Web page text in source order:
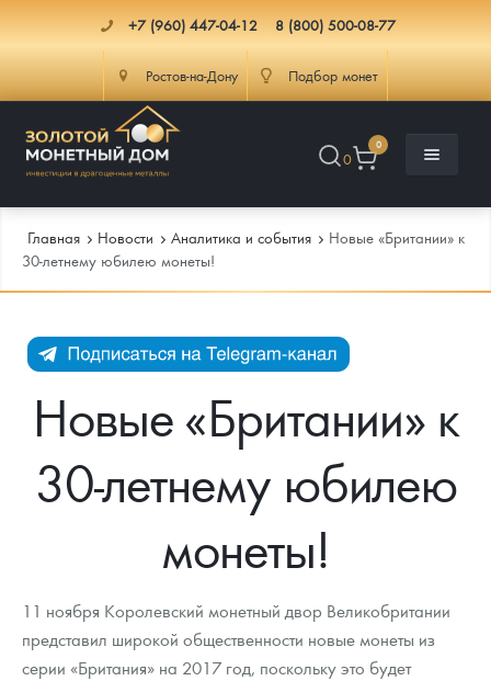
+7 (960) 447-04-12 8 (800) 500-08-77
Ростов-на-Дону Подбор монет
0
0
Каталог Монет
Инвестиционные монеты
Монеты Россия и СССР
Памятные и старинные монеты
Памятные монеты России и СССР
Монеты Царской России
Монеты стран мира после 1950г
Георгий Победоносец
Золотой червонец Сеятель
Золотые слитки
Инфо
Как сделать заказ
Подлинность монет
Выкуп монет
Выкуп серебряных монет
Вопрос - ответ
Доставка
Услуги
Распродажа монет и жетонов
Итоги 2025 года. Прогноз курсов золота, серебра, платины на
2026 год
Cтатьи
Георгий Победоносец - динамика цен
Курс золота и серебра
Лом выкуп
Контакты
О нас
Главная Новости Аналитика и события
Новые «Британии» к
30-летнему юбилею монеты!
Новые «Британии» к
30-летнему юбилею
монеты!
11 ноября Королевский монетный двор Великобритании
представил широкой общественности новые монеты из
серии «Британия» на 2017 год, поскольку это будет